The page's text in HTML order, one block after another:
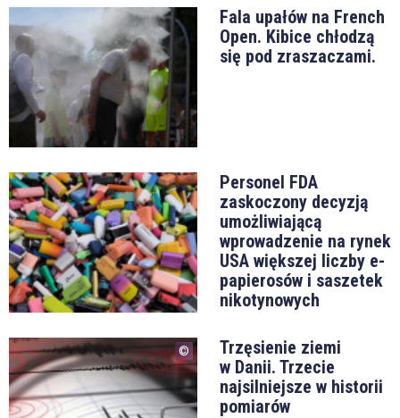
Fala upałów na French
Open. Kibice chłodzą
się pod zraszaczami.
Personel FDA
zaskoczony decyzją
umożliwiającą
wprowadzenie na rynek
USA większej liczby e-
papierosów i saszetek
nikotynowych
Trzęsienie ziemi
w Danii. Trzecie
najsilniejsze w historii
pomiarów